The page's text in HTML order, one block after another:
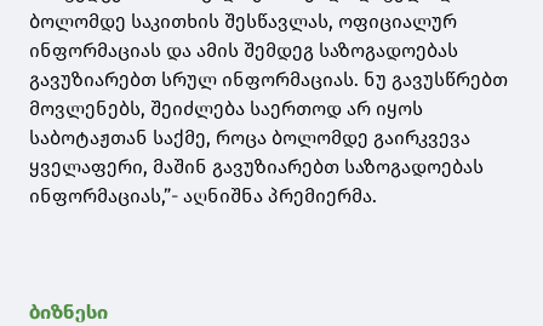
ბოლომდე საკითხის შესწავლას, ოფიციალურ
ინფორმაციას და ამის შემდეგ საზოგადოებას
გავუზიარებთ სრულ ინფორმაციას. ნუ გავუსწრებთ
მოვლენებს, შეიძლება საერთოდ არ იყოს
საბოტაჟთან საქმე, როცა ბოლომდე გაირკვევა
ყველაფერი, მაშინ გავუზიარებთ საზოგადოებას
ინფორმაციას,”- აღნიშნა პრემიერმა.
ბიზნესი